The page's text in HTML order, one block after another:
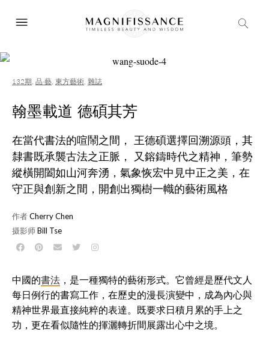
132期 品·藝 東方藝術 雜誌
翰墨載道 德碩其芳
在當代書法的喧鬧之間， 王德碩選擇回溯源頭，其
隸書既承襲古法之正脈， 又鎔鑄時代之精神，筆勢
縱橫開闔如山河奔湧，氣象恢宏中見中正之美，在
守正與創新之間，開創出獨樹一幟的藝術風格
作者Cherry Chen
摄影师Bill Tse
中國的書法 ，是一種獨特的藝術形式。它曾經是歷代文人
每日例行的書寫工作，在歷史的漫長演變中，成為內心與
精神世界最直接純粹的表達。既要求日積月累的手上之
功，更在看似隨性的揮灑轉折間展露出心中之境。